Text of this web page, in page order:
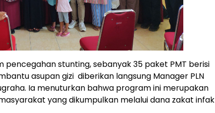
stunting, sebanyak 35 paket PMT berisi
asupan gizi diberikan langsung Manager PLN
Ia menuturkan bahwa program ini merupakan
yang dikumpulkan melalui dana zakat infak